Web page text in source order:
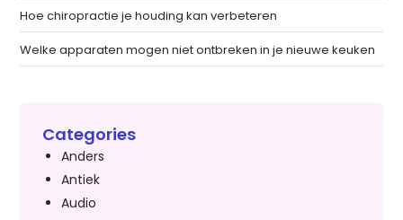
Hoe chiropractie je houding kan verbeteren
Welke apparaten mogen niet ontbreken in je nieuwe keuken
Categories
Anders
Antiek
Audio